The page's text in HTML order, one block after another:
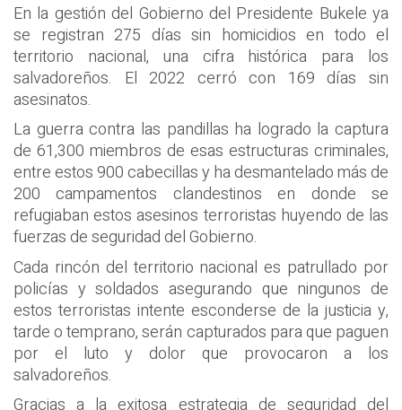
En la gestión del Gobierno del Presidente Bukele ya
se registran 275 días sin homicidios en todo el
territorio nacional, una cifra histórica para los
salvadoreños. El 2022 cerró con 169 días sin
asesinatos.
La guerra contra las pandillas ha logrado la captura
de 61,300 miembros de esas estructuras criminales,
entre estos 900 cabecillas y ha desmantelado más de
200 campamentos clandestinos en donde se
refugiaban estos asesinos terroristas huyendo de las
fuerzas de seguridad del Gobierno.
Cada rincón del territorio nacional es patrullado por
policías y soldados asegurando que ningunos de
estos terroristas intente esconderse de la justicia y,
tarde o temprano, serán capturados para que paguen
por el luto y dolor que provocaron a los
salvadoreños.
Gracias a la exitosa estrategia de seguridad del